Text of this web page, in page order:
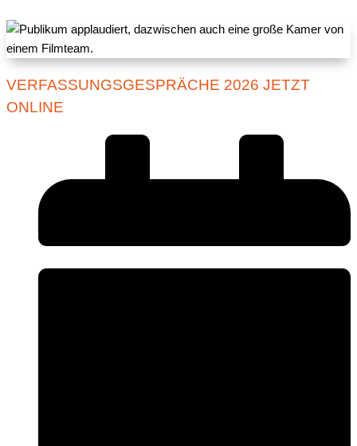
VERFASSUNGSGESPRÄCHE 2026 JETZT
ONLINE